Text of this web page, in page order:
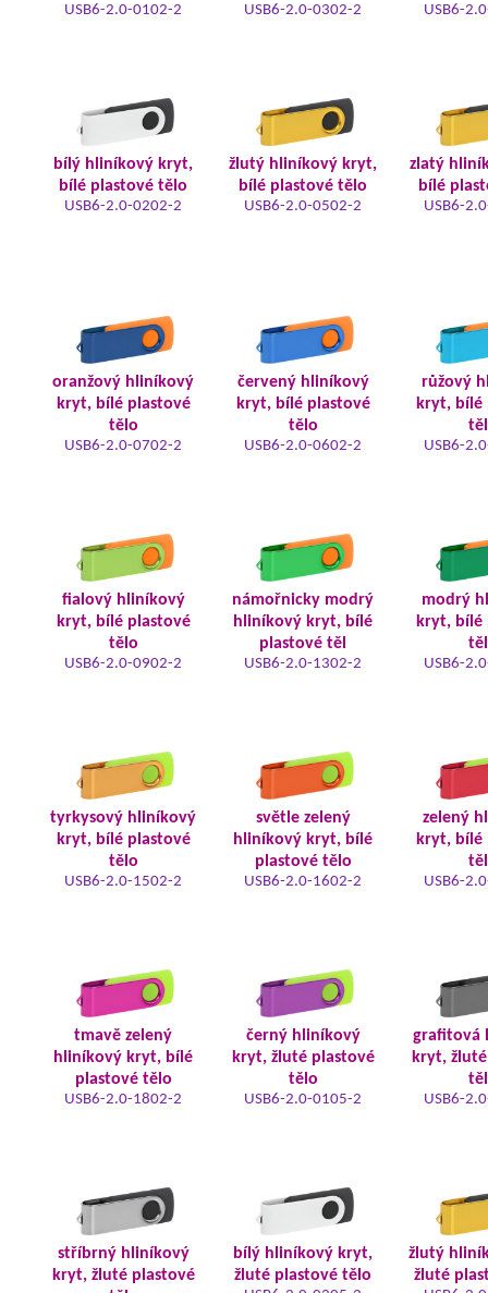
USB6-2.0-0102-2 USB6-2.0-0302-2 USB6-
bílý hliníkový kryt,
bílé plastové tělo
USB6-2.0-0202-2
žlutý hliníkový kryt,
bílé plastové tělo
USB6-2.0-0502-2
zlatý
bílé
USB6-
oranžový hliníkový
kryt, bílé plastové
tělo
USB6-2.0-0702-2
červený hliníkový
kryt, bílé plastové
tělo
USB6-2.0-0602-2
růžový
kryt, bílé
USB6-
fialový hliníkový
kryt, bílé plastové
tělo
USB6-2.0-0902-2
námořnicky modrý
hliníkový kryt, bílé
plastové těl
USB6-2.0-1302-2
modrý
kryt, bílé
USB6-
tyrkysový hliníkový
kryt, bílé plastové
tělo
USB6-2.0-1502-2
světle zelený
hliníkový kryt, bílé
plastové tělo
USB6-2.0-1602-2
zelený
kryt, bílé
USB6-
tmavě zelený
hliníkový kryt, bílé
plastové tělo
USB6-2.0-1802-2
černý hliníkový
kryt, žluté plastové
tělo
USB6-2.0-0105-2
grafitová
kryt,
USB6-
stříbrný hliníkový
kryt, žluté plastové
bílý hliníkový kryt,
žluté plastové tělo
žlutý
žluté